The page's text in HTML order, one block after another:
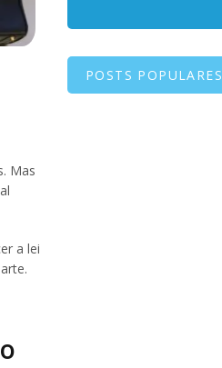
Mas
a lei
POSTS POPULARES